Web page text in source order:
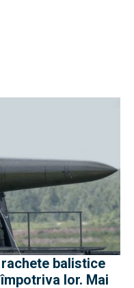
balistice
lor. Mai